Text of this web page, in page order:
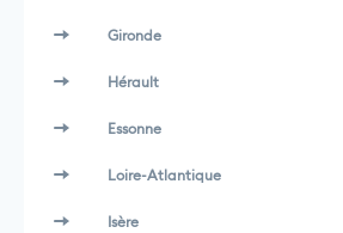
Gironde
Hérault
Essonne
Loire-Atlantique
Isère